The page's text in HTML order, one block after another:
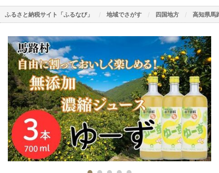
ふるさと納税サイト「ふるなび」 地域でさがす 四国地方 高知県馬